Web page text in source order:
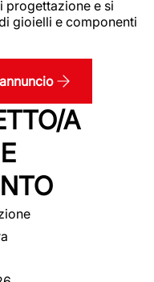
progettazione e si
gioielli e componenti
A